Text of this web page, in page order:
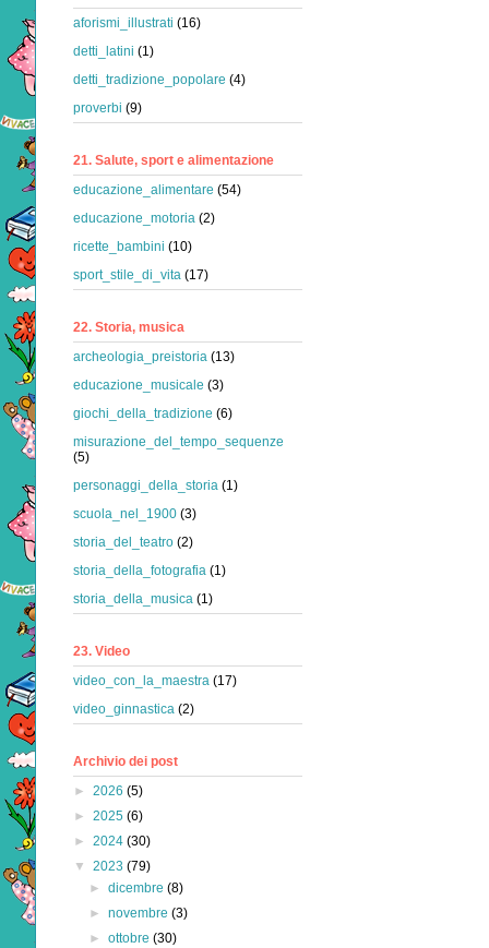
aforismi_illustrati (16)
detti_latini (1)
detti_tradizione_popolare (4)
proverbi (9)
21. Salute, sport e alimentazione
educazione_alimentare (54)
educazione_motoria (2)
ricette_bambini (10)
sport_stile_di_vita (17)
22. Storia, musica
archeologia_preistoria (13)
educazione_musicale (3)
giochi_della_tradizione (6)
misurazione_del_tempo_sequenze
(5)
personaggi_della_storia (1)
scuola_nel_1900 (3)
storia_del_teatro (2)
storia_della_fotografia (1)
storia_della_musica (1)
23. Video
video_con_la_maestra (17)
video_ginnastica (2)
Archivio dei post
► 2026 (5)
► 2025 (6)
► 2024 (30)
▼ 2023 (79)
►dicembre(8)
►novembre(3)
►ottobre(30)